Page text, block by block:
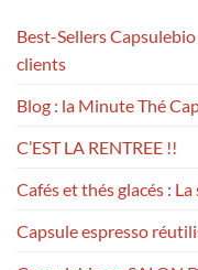
Best-Sellers
clients
Blog : la Minute Thé
C’EST LA RENTREE !!
Cafés et thés glacés :
Capsule espresso